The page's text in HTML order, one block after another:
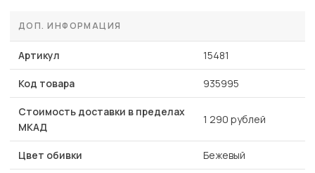
ДОП. ИНФОРМАЦИЯ
Артикул 15481
Код товара 935995
Стоимость доставки в пределах
МКАД
1 290 рублей
Цвет обивки Бежевый